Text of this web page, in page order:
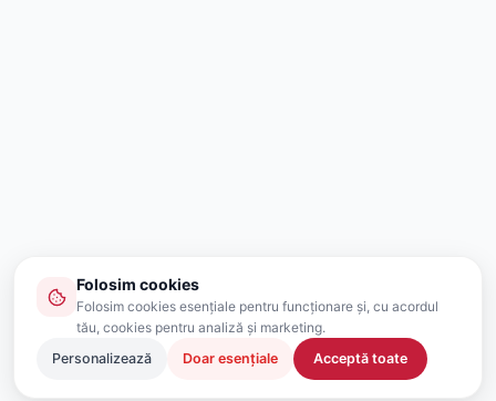
Folosim cookies
Folosim cookies esențiale pentru funcționare și, cu acordul
tău, cookies pentru analiză și marketing.
Personalizează
Doar esențiale Acceptă toate